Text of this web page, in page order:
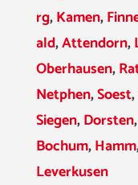
rg,Kamen,
ald,Attendorn,
Oberhausen,
Netphen,Soest,
Siegen,Dorsten,
Bochum,Hamm
Leverkusen